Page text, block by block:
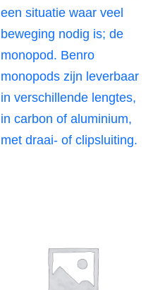
een situatie waar veel
beweging nodig is; de
monopod. Benro
monopods zijn leverbaar
in verschillende lengtes,
in carbon of aluminium,
met draai- of clipsluiting.